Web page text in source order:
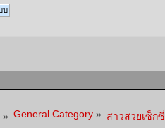
» General Category » สาวสวยเซ็กซี่